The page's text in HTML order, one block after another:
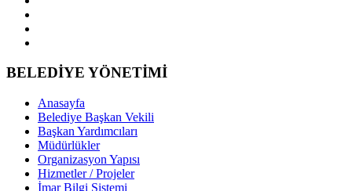
BELEDİYE YÖNETİMİ
Anasayfa
Belediye Başkan Vekili
Başkan Yardımcıları
Müdürlükler
Organizasyon Yapısı
Hizmetler / Projeler
İmar Bilgi Sistemi